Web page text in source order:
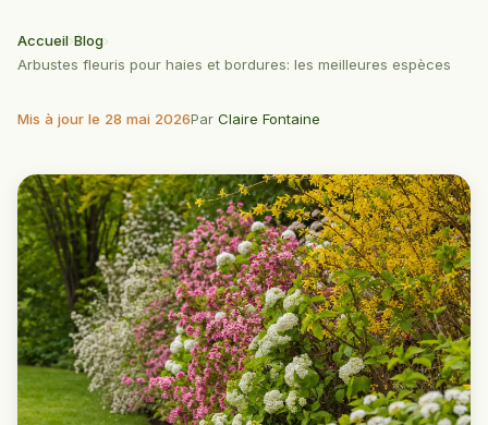
Accueil›Blog›
Arbustes fleuris pour haies et bordures: les meilleures espèces
Mis à jour le 28 mai 2026Par Claire Fontaine